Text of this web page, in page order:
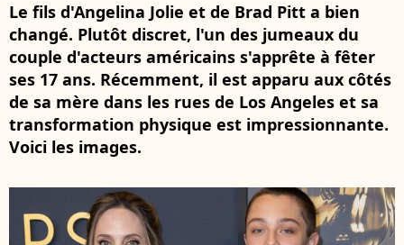
Le fils d'Angelina Jolie et de Brad Pitt a bien
changé. Plutôt discret, l'un des jumeaux du
couple d'acteurs américains s'apprête à fêter
ses 17 ans. Récemment, il est apparu aux côtés
de sa mère dans les rues de Los Angeles et sa
transformation physique est impressionnante.
Voici les images.